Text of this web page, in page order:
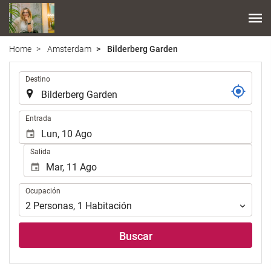
Home Amsterdam Bilderberg Garden
Destino
Entrada
Salida
Ocupación
Ocupación
2 Personas, 1 Habitación
Buscar